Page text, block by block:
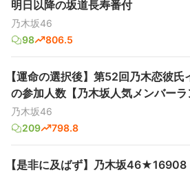
明日以降の坂道長寿番付
乃木坂46
98
806.5
【運命の選択後】第52回乃木恋彼
の参加人数【乃木坂人気メンバーラ
乃木坂46
209
798.8
【是非に及ばず】乃木坂46★16908